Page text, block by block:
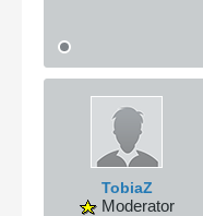
TobiaZ
Moderator